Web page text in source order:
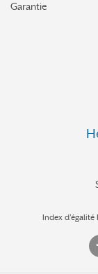
Garantie
Index